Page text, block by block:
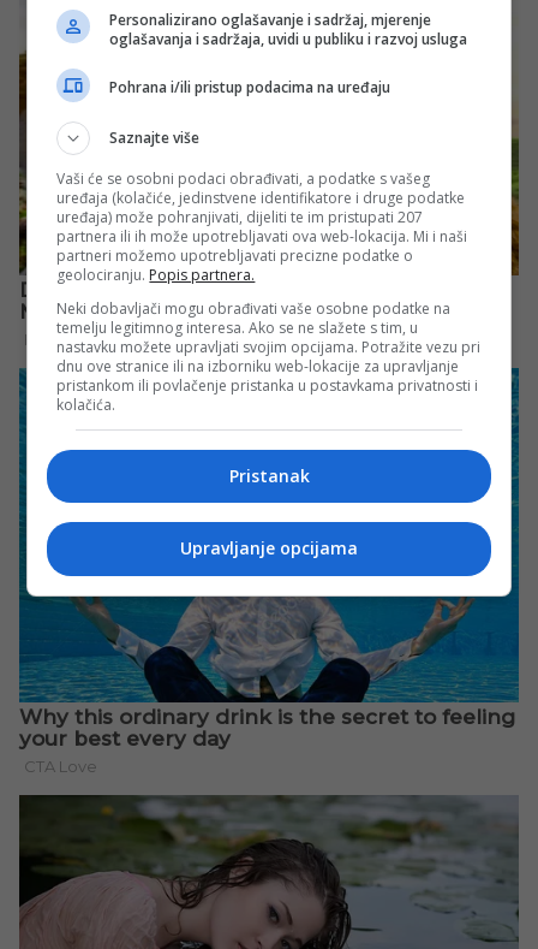
Personalizirano oglašavanje i sadržaj, mjerenje
oglašavanja i sadržaja, uvidi u publiku i razvoj usluga
Pohrana i/ili pristup podacima na uređaju
Saznajte više
Vaši će se osobni podaci obrađivati, a podatke s vašeg
uređaja (kolačiće, jedinstvene identifikatore i druge podatke
uređaja) može pohranjivati, dijeliti te im pristupati 207
partnera ili ih može upotrebljavati ova web-lokacija. Mi i naši
partneri možemo upotrebljavati precizne podatke o
geolociranju. Popis partnera.
Neki dobavljači mogu obrađivati vaše osobne podatke na
temelju legitimnog interesa. Ako se ne slažete s tim, u
nastavku možete upravljati svojim opcijama. Potražite vezu pri
dnu ove stranice ili na izborniku web-lokacije za upravljanje
pristankom ili povlačenje pristanka u postavkama privatnosti i
kolačića.
Pristanak
Upravljanje opcijama